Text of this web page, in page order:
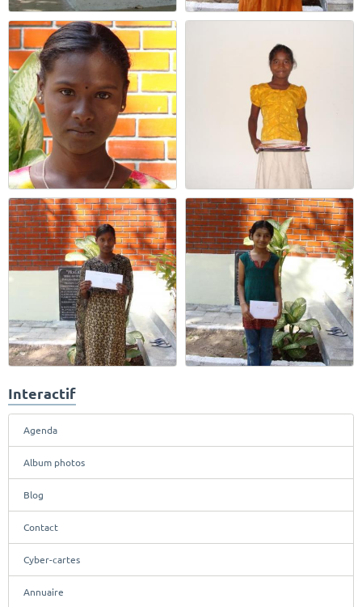
Interactif
Agenda
Album photos
Blog
Contact
Cyber-cartes
Annuaire